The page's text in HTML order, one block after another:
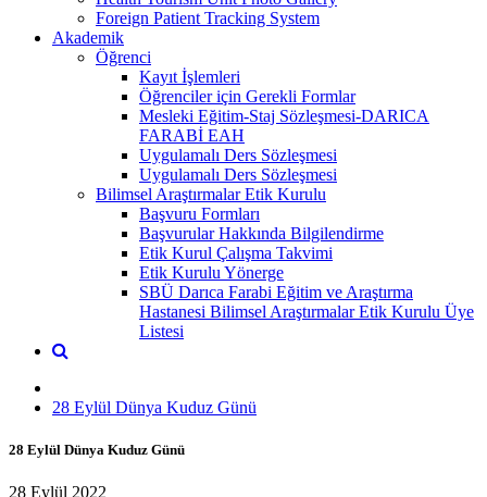
Foreign Patient Tracking System
Akademik
Öğrenci
Kayıt İşlemleri
Öğrenciler için Gerekli Formlar
Mesleki Eğitim-Staj Sözleşmesi-DARICA
FARABİ EAH
Uygulamalı Ders Sözleşmesi
Uygulamalı Ders Sözleşmesi
Bilimsel Araştırmalar Etik Kurulu
Başvuru Formları
Başvurular Hakkında Bilgilendirme
Etik Kurul Çalışma Takvimi
Etik Kurulu Yönerge
SBÜ Darıca Farabi Eğitim ve Araştırma
Hastanesi Bilimsel Araştırmalar Etik Kurulu Üye
Listesi
28 Eylül Dünya Kuduz Günü
28 Eylül Dünya Kuduz Günü
28 Eylül 2022